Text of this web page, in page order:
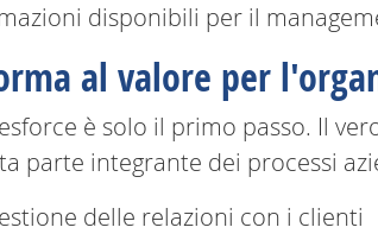
disponibili per il
al valore per
è solo il primo passo. Il
parte integrante dei processi
delle relazioni con i clienti